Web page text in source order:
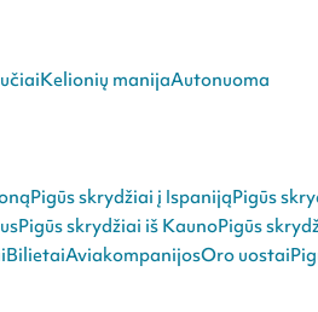
Kelionių manijaAutonuoma
Pigūs skrydžiai į IspanijąPigūs
Pigūs skrydžiai iš KaunoPigūs
BilietaiAviakompanijosOro uostai